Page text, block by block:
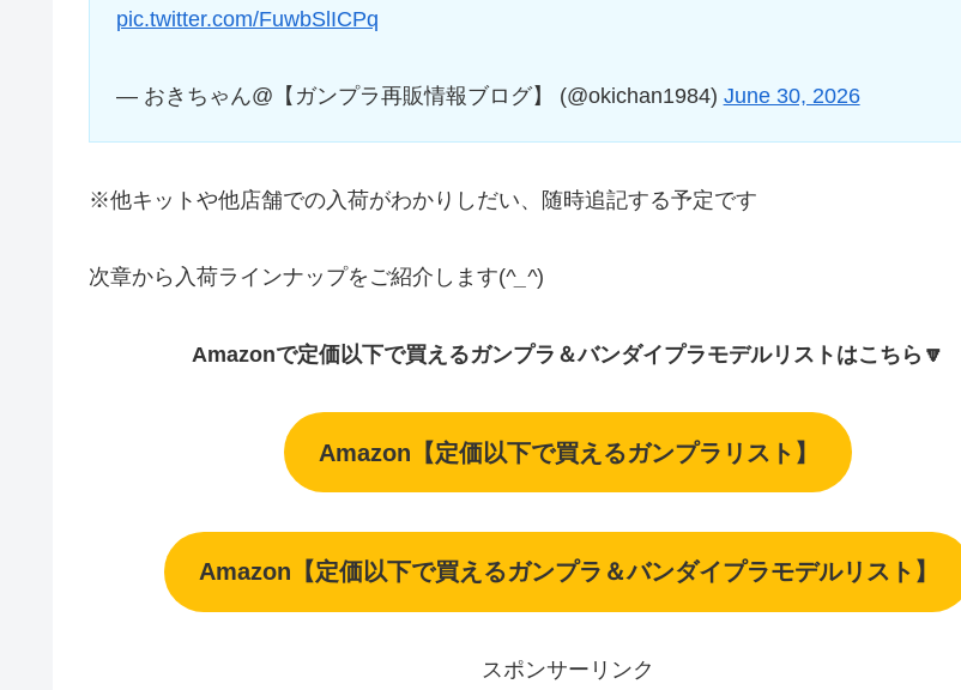
pic.twitter.com/FuwbSlICPq
— おきちゃん@【ガンプラ再販情報ブログ】 (@okichan1984) June 30, 2026
※他キットや他店舗での入荷がわかりしだい、随時追記する予定です
次章から入荷ラインナップをご紹介します(^_^)
Amazonで定価以下で買えるガンプラ＆バンダイプラモデルリストはこちら🔽
Amazon【定価以下で買えるガンプラリスト】
Amazon【定価以下で買えるガンプラ＆バンダイプラモデルリスト】
スポンサーリンク